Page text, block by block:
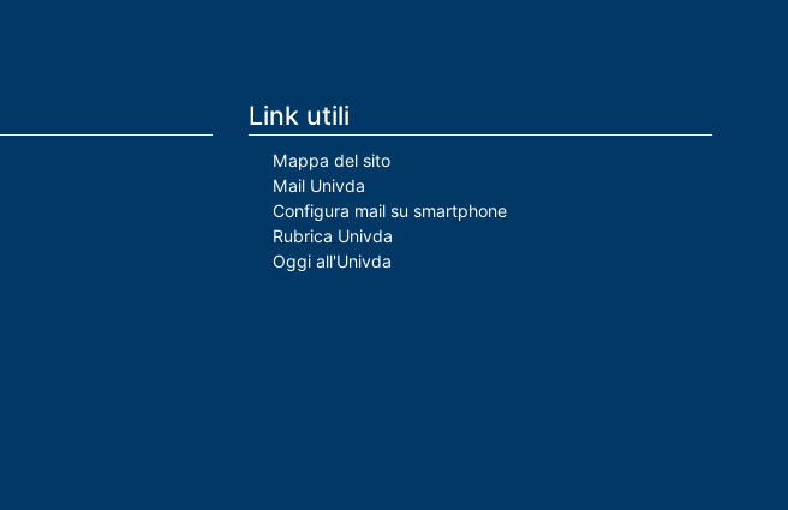
Link utili
Mappa del sito
Mail Univda
Configura mail su smartphone
Rubrica Univda
Oggi all'Univda